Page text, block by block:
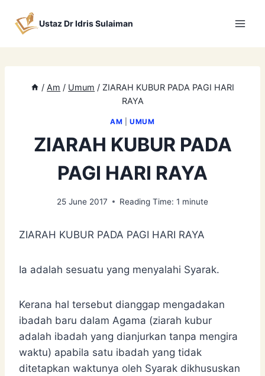
Ustaz Dr Idris Sulaiman
/ Am / Umum / ZIARAH KUBUR PADA PAGI HARI
RAYA
AM |UMUM
ZIARAH KUBUR PADA
PAGI HARI RAYA
25 June 2017 Reading Time: 1 minute
ZIARAH KUBUR PADA PAGI HARI RAYA
Ia adalah sesuatu yang menyalahi Syarak.
Kerana hal tersebut dianggap mengadakan
ibadah baru dalam Agama (ziarah kubur
adalah ibadah yang dianjurkan tanpa mengira
waktu) apabila satu ibadah yang tidak
ditetapkan waktunya oleh Syarak dikhususkan